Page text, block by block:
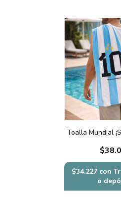
Toalla Mundial
$34.227 con
o